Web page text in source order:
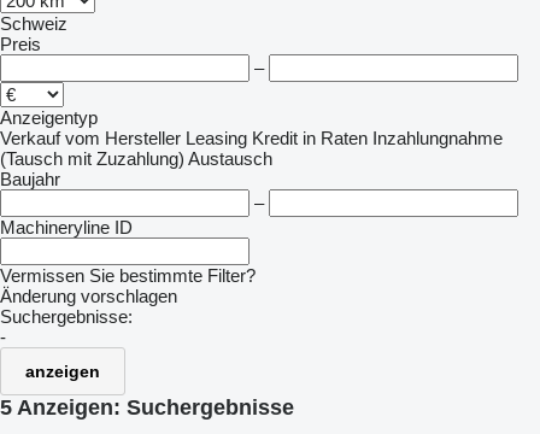
Schweiz
Preis
–
Anzeigentyp
Verkauf vom Hersteller Leasing Kredit in Raten Inzahlungnahme
(Tausch mit Zuzahlung) Austausch
Baujahr
–
Machineryline ID
Vermissen Sie bestimmte Filter?
Änderung vorschlagen
Suchergebnisse:
-
anzeigen
5 Anzeigen: Suchergebnisse